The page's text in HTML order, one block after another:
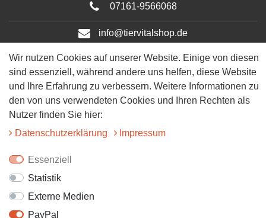
07161-9566068
info@tiervitalshop.de
Folgt uns auf Facebook
Folgt uns auf Instagram
© 2025 Tiervitalshop | Webentwicklung & Webdesign
Wir nutzen Cookies auf unserer Website. Einige von diesen
sind essenziell, während andere uns helfen, diese Website
und Ihre Erfahrung zu verbessern. Weitere Informationen zu
den von uns verwendeten Cookies und Ihren Rechten als
Nutzer finden Sie hier:
Daten­schutz­erklärung
Impressum
Essenziell
Statistik
Externe Medien
PayPal